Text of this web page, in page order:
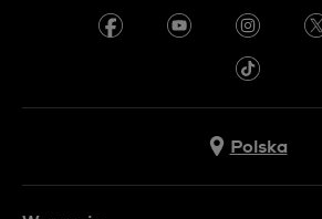
Polska